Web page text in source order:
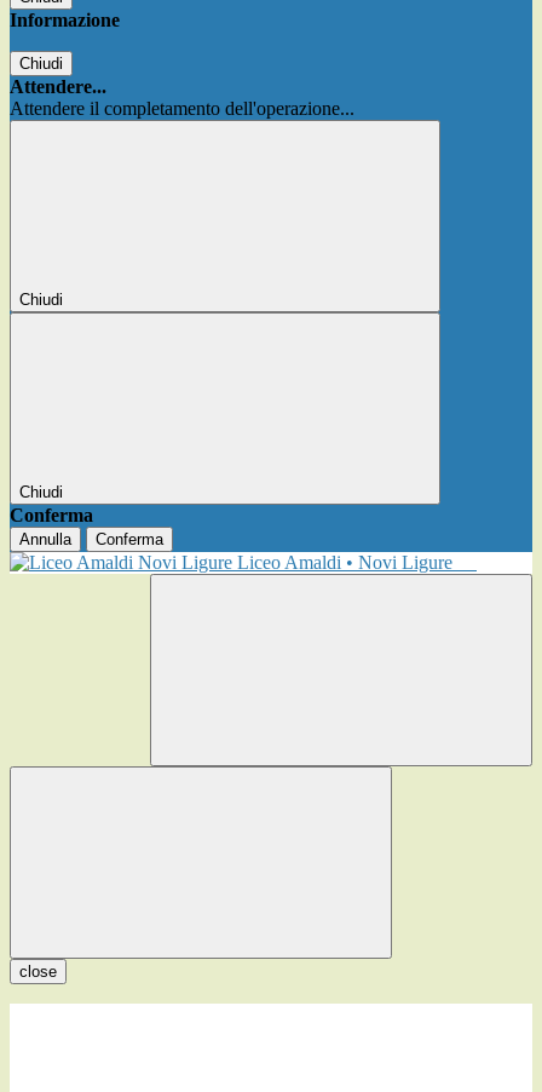
Informazione
Chiudi
Attendere...
Attendere il completamento dell'operazione...
Chiudi
Chiudi
Conferma
Annulla Conferma
Liceo Amaldi • Novi Ligure
close